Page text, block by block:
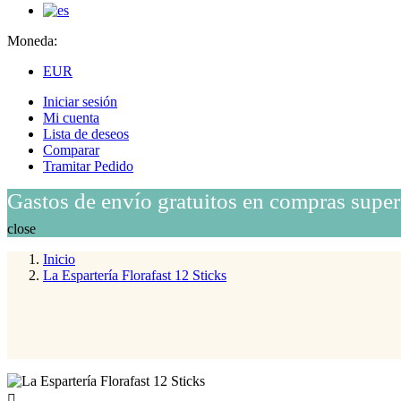
Moneda:
EUR
Iniciar sesión
Mi cuenta
Lista de deseos
Comparar
Tramitar Pedido
Gastos de envío gratuitos en compras
close
Inicio
La Espartería Florafast 12 Sticks